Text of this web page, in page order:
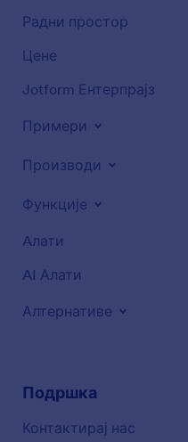
Радни простор
Цене
Jotform Ентерпрајз
Примери
Производи
Функције
Aлати
AI Алати
Алтернативе
Подршка
Контактирај нас